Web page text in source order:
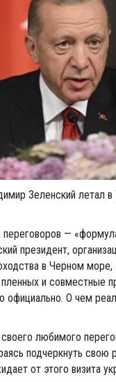
Зеленский летал
переговоров —
президент,
в Черном море,
и совместные
О чем
любимого
подчеркнуть свою
от этого визита